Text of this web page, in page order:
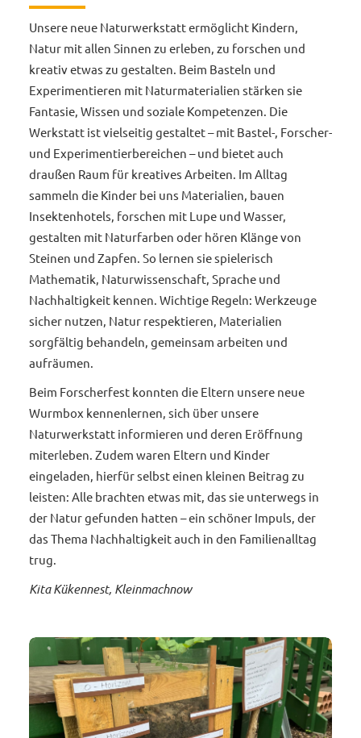
Unsere neue Naturwerkstatt ermöglicht Kindern,
Natur mit allen Sinnen zu erleben, zu forschen und
kreativ etwas zu gestalten. Beim Basteln und
Experimentieren mit Naturmaterialien stärken sie
Fantasie, Wissen und soziale Kompetenzen. Die
Werkstatt ist vielseitig gestaltet – mit Bastel-, Forscher-
und Experimentierbereichen – und bietet auch
draußen Raum für kreatives Arbeiten. Im Alltag
sammeln die Kinder bei uns Materialien, bauen
Insektenhotels, forschen mit Lupe und Wasser,
gestalten mit Naturfarben oder hören Klänge von
Steinen und Zapfen. So lernen sie spielerisch
Mathematik, Naturwissenschaft, Sprache und
Nachhaltigkeit kennen. Wichtige Regeln: Werkzeuge
sicher nutzen, Natur respektieren, Materialien
sorgfältig behandeln, gemeinsam arbeiten und
aufräumen.
Beim Forscherfest konnten die Eltern unsere neue
Wurmbox kennenlernen, sich über unsere
Naturwerkstatt informieren und deren Eröffnung
miterleben. Zudem waren Eltern und Kinder
eingeladen, hierfür selbst einen kleinen Beitrag zu
leisten: Alle brachten etwas mit, das sie unterwegs in
der Natur gefunden hatten – ein schöner Impuls, der
das Thema Nachhaltigkeit auch in den Familienalltag
trug.
Kita Kükennest, Kleinmachnow